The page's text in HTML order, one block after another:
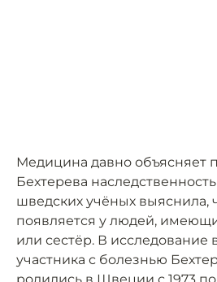
Медицина давно объясняет
Бехтерева
шведских учёных выяснила,
появляется у людей,
или сестёр. В исследование
участника с болезнью